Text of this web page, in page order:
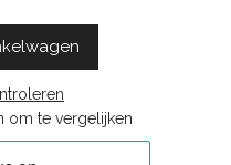
om te vergelijken